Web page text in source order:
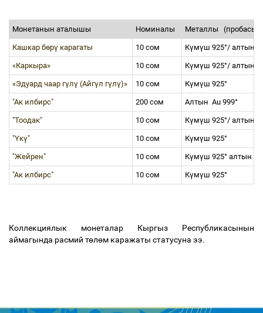
Монетанын аталышы Номиналы Металлы (пробасы)
Кашкар бөрү карагаты 10 сом Күмүш 925°/ алтын
«Каркыра» 10 сом Күмүш 925°/ алтын
«Эдуард чаар гүлү (Айгүл гүлү)» 10 сом Күмүш 925°
"Ак илбирс" 200 сом Алтын Au 999°
"Тоодак" 10 сом Күмүш 925°/ алтын
"Үкү" 10 сом Күмүш 925°
"Жейрен" 10 сом Күмүш 925° алтын
"Ак илбирс" 10 сом Күмүш 925°
Коллекциялык монеталар Кыргыз Республикасынын
аймагында расмий төлөм каражаты статусуна ээ.